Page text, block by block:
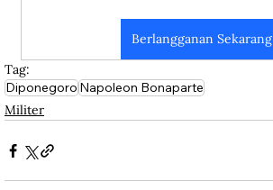
Berlangganan Sekarang
Tag:
DiponegoroNapoleon Bonaparte
Militer